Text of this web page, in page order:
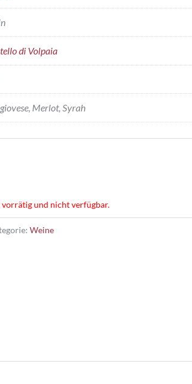
di Volpaia
Merlot, Syrah
und nicht verfügbar.
Weine